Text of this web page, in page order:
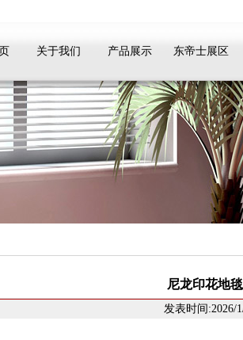
关于我们 产品展示 东帝士展区
尼龙印花地
发表时间:2026/